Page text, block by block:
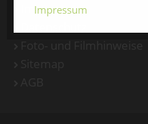
Impressum
Impressum